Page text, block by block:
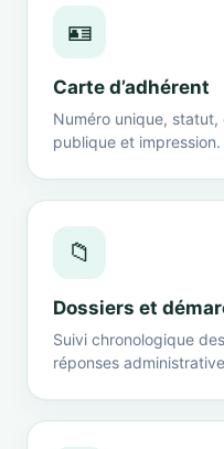
🪪
Carte d’adhérent
Numéro unique, statut,
publique et impression.
📁
Dossiers et
Suivi chronologique
réponses